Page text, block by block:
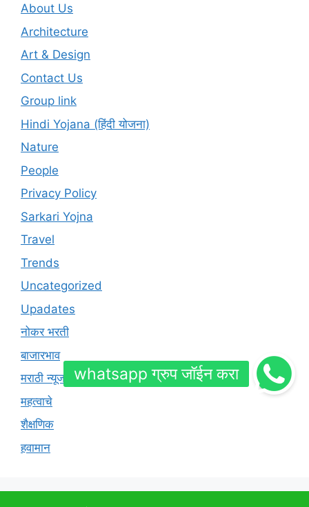
About Us
Architecture
Art & Design
Contact Us
Group link
Hindi Yojana (हिंदी योजना)
Nature
People
Privacy Policy
Sarkari Yojna
Travel
Trends
Uncategorized
Upadates
नोकर भरती
बाजारभाव
मराठी न्यूज
महत्वाचे
शैक्षणिक
हवामान